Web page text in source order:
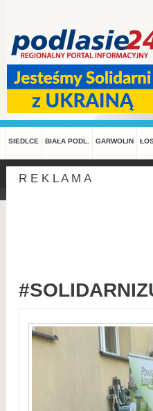
SIEDLCE BIAŁA PODL. GARWOLIN
R E K L A M A